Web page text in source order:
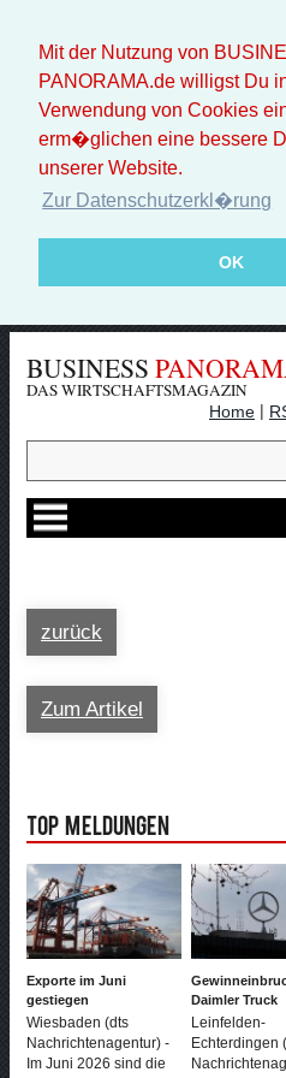
Mit der Nutzung von
PANORAMA.de willigst Du
Verwendung von Cookies
erm�glichen eine bessere
unserer Website.
Zur Datenschutzerkl�rung
OK
BUSINESS
DAS WIRTSCHAFTSMAGAZIN
Home |
zurück
Zum Artikel
Top Meldungen
Exporte im Juni
gestiegen
Wiesbaden (dts
Nachrichtenagentur) -
Im Juni 2026 sind die
Daimler Truck
Leinfelden-
Echterdingen